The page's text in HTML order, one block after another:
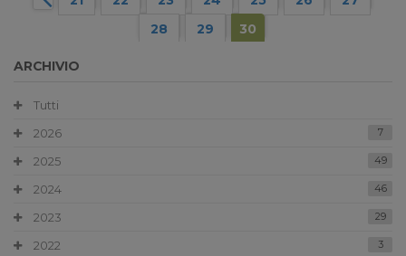
28
29 30
ARCHIVIO
Tutti
2026
7
2025 49
2024 46
2023 29
2022 3